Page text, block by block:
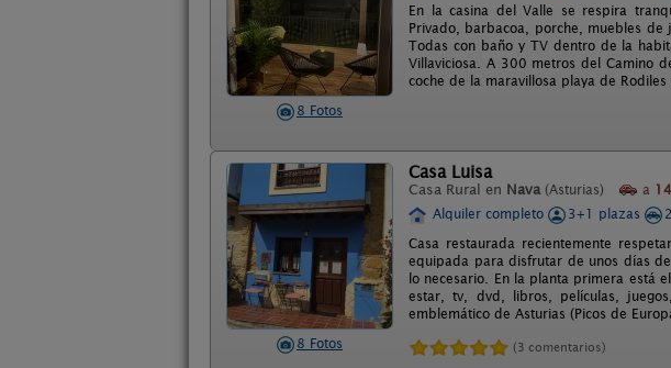
8 Fotos
En la casina del Valle se respira
Privado, barbacoa, porche, muebles
Todas con baño y TV dentro de la
Villaviciosa. A 300 metros del Camino
coche de la maravillosa playa de
8 Fotos
Casa Luisa
Casa Rural en Nava (Asturias) a
Alquiler completo
3+1 plazas
Casa restaurada recientemente
equipada para disfrutar de unos días
lo necesario. En la planta primera está
estar, tv, dvd, libros, películas,
emblemático de Asturias (Picos de
(3 comentarios)